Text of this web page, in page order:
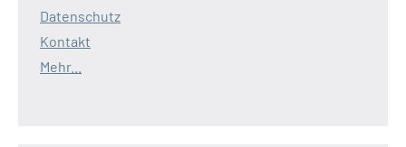
Datenschutz
Kontakt
Mehr...